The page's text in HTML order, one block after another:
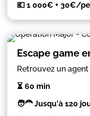
💶 1 000€ + 30€/
Escape game
Retrouvez un
⏳ 60 min
🧑‍🦰 Jusqu'à 120